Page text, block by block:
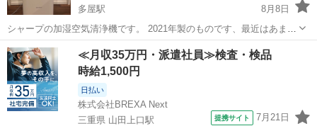
多屋駅
8月8日
シャープの加湿空気清浄機です。 2021年製のものです、最近はあまり
使っておりませんのでよろしければお使いいただきたく思っておりま
す。 あくまでも中古品ですので、ご理解の上お取引いただければと思
っております。 よろしくお願...
愛知 常滑市 多屋駅 季節、空調家電
≪月収35万円・派遣社員≫検査・検品
時給1,500円
日払い
株式会社BREXA Next
三重県 山田上口駅
提携サイト 7月21日